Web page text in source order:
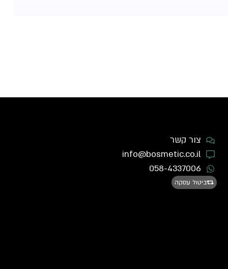
צור קשר
info@bosmetic.co.il
058-4337006
ביטול עסקה